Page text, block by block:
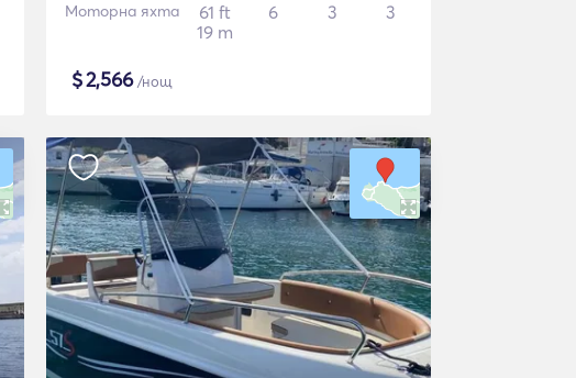
Моторна яхта
61 ft
19 m
6 3 3
$2,566/нощ